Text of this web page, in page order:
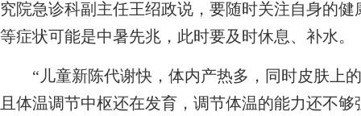
究院急诊科副主任王绍政说，要随时关注自身的
等症状可能是中暑先兆，此时要及时休息、补水。
“儿童新陈代谢快，体内产热多，同时皮肤上
且体温调节中枢还在发育，调节体温的能力还不